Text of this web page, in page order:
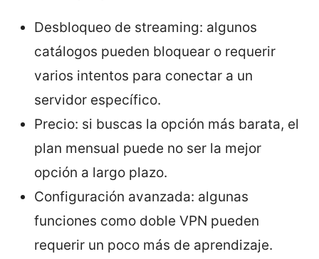
Desbloqueo de streaming: algunos
catálogos pueden bloquear o requerir
varios intentos para conectar a un
servidor específico.
Precio: si buscas la opción más barata, el
plan mensual puede no ser la mejor
opción a largo plazo.
Configuración avanzada: algunas
funciones como doble VPN pueden
requerir un poco más de aprendizaje.